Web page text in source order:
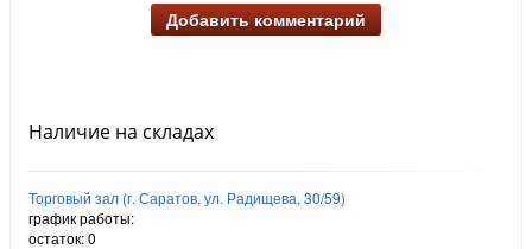
Добавить комментарий
Наличие на складах
Торговый зал (г. Саратов, ул. Радищева, 30/59)
график работы:
остаток:0